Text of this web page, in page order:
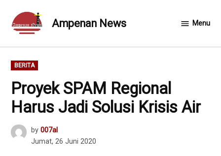
content
Ampenan News Menu
POSTED
IN
BERITA
Proyek SPAM Regional
Harus Jadi Solusi Krisis Air
by 007al
Jumat, 26 Juni 2020